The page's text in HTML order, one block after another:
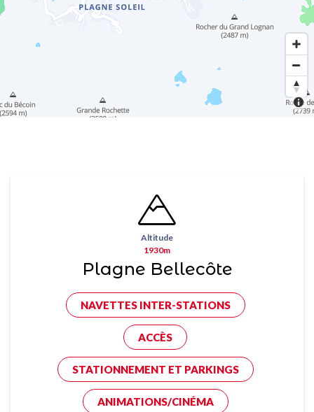
Altitude
1930m
Plagne Bellecôte
NAVETTES INTER-STATIONS
ACCÈS
STATIONNEMENT ET PARKINGS
ANIMATIONS/CINÉMA